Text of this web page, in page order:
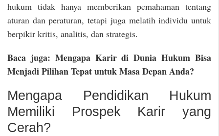
hukum tidak hanya memberikan pemahaman tentang
aturan dan peraturan, tetapi juga melatih individu untuk
berpikir kritis, analitis, dan strategis.
Baca juga: Mengapa Karir di Dunia Hukum Bisa
Menjadi Pilihan Tepat untuk Masa Depan Anda?
Mengapa Pendidikan Hukum
Memiliki Prospek Karir yang
Cerah?